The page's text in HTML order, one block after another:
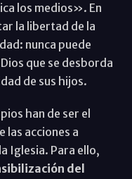
los medios». En
la libertad de la
nunca puede
que se desborda
de sus hijos.
han de ser el
las acciones a
Iglesia. Para ello,
del